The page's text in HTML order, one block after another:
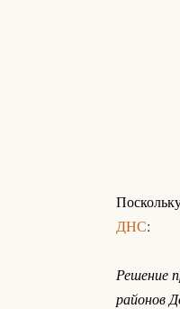
ДНС:
Решение
районов